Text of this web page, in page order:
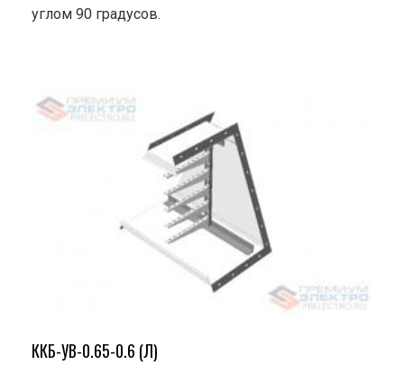
углом 90 градусов.
ККБ-УВ-0.65-0.6 (Л)